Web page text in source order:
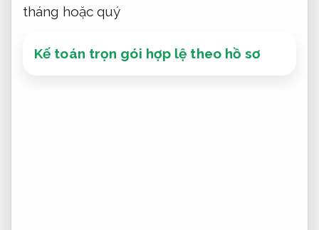
tháng hoặc quý
Kế toán trọn gói hợp lệ theo hồ sơ